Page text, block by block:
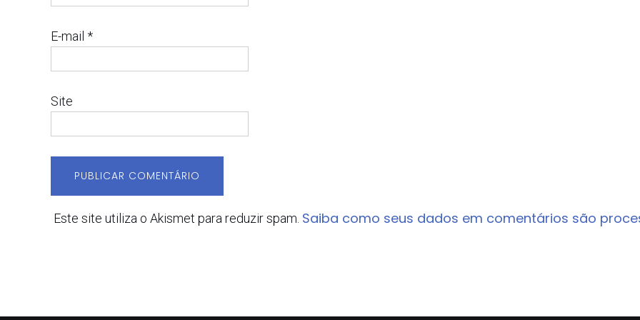
E-mail *
Site
Este site utiliza o Akismet para reduzir spam. Saiba como seus dados em comentários são